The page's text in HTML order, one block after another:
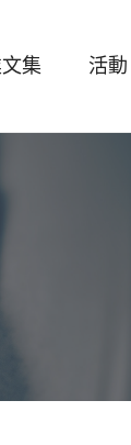
集 活動